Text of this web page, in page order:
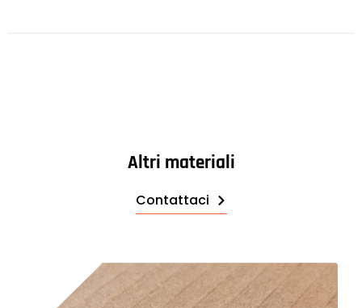
Altri materiali
Contattaci